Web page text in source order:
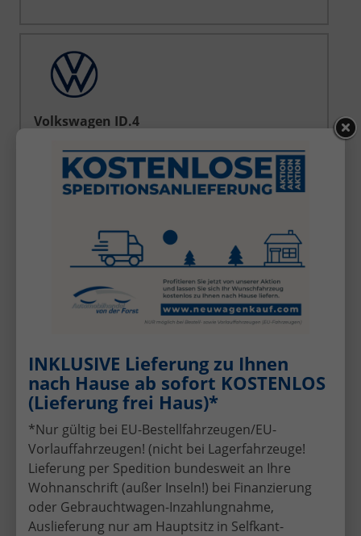
Volkswagen ID.4
Volkswagen ID.7
Volkswagen Passat Variant
Volkswagen Polo
INKLUSIVE Lieferung zu Ihnen
nach Hause ab sofort KOSTENLOS
(Lieferung frei Haus)*
*Nur gültig bei EU-Bestellfahrzeugen/EU-
Vorlauffahrzeugen! (nicht bei Lagerfahrzeuge!
Lieferung per Spedition bundesweit an Ihre
Wohnanschrift (außer Inseln!) bei Finanzierung
oder Gebrauchtwagen-Inzahlungnahme,
Auslieferung nur am Hauptsitz in Selfkant-